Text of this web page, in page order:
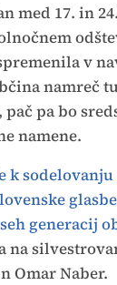
med 17. in
v
namreč
pa bo
namene.
k
generacij
na
Omar Naber.